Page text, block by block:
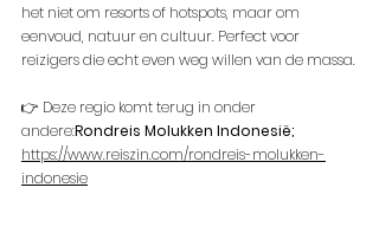
het niet om resorts of hotspots, maar om
eenvoud, natuur en cultuur. Perfect voor
reizigers die echt even weg willen van de massa.
👉 Deze regio komt terug in onder
andere:Rondreis Molukken Indonesië;
https://www.reiszin.com/rondreis-molukken-
indonesie